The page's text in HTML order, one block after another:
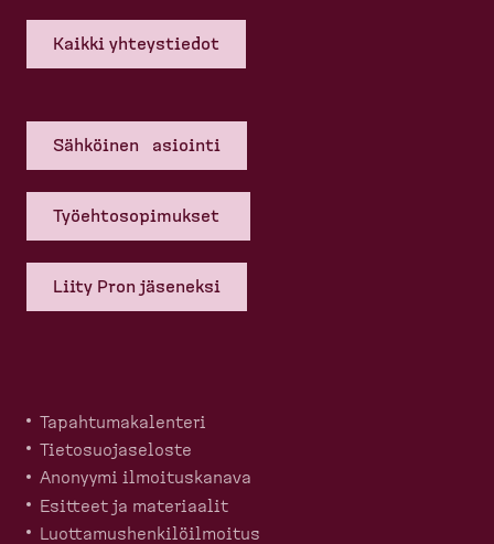
Kaikki yhteys­tiedot
Sähköinen asiointi
Työehto­so­pi­mukset
Liity Pron jäseneksi
Tapahtu­ma­ka­lenteri
Tietosuo­ja­seloste
Anonyymi ilmoitus­kanava
Esitteet ja materiaalit
Luotta­mus­hen­ki­löil­moitus